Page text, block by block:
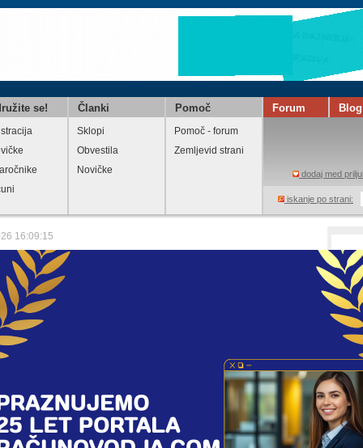
se! Članki Pomoč Forum Blog
Sklopi
Obvestila
Novičke
Pomoč - forum
Zemljevid strani
dodaj med
iskanje po strani:
16:09:15
dni za leto 2028 (40-urni delovni
dni po mesecih v letu 2028 (za poln in krajši delovni čas)
Iščete